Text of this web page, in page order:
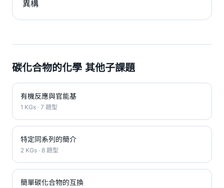
異構
碳化合物的化學 其他子課題
有機反應與官能基
1 KGs · 7 題型
特定同系列的簡介
2 KGs · 8 題型
簡單碳化合物的互換